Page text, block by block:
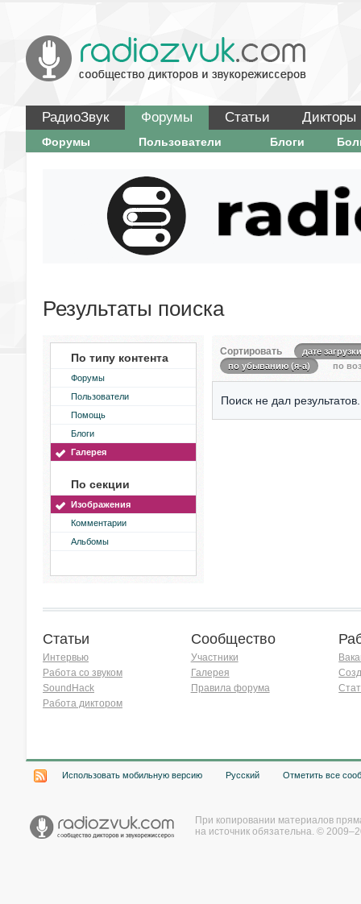
РадиоЗвук Форумы Статьи Дикторы
Форумы Пользователи Блоги
Результаты поиска
По типу контента
Форумы
Пользователи
Помощь
Блоги
Галерея
По секции
Изображения
Комментарии
Альбомы
Сортировать
дате загрузки
по убыванию (я-а)
по
Поиск не дал результатов.
Статьи
Интервью
Работа со звуком
SoundHack
Работа диктором
Сообщество
Участники
Галерея
Правила форума
Использовать мобильную версию Русский Отметить все
При копировании материалов
на источник обязательна. ©